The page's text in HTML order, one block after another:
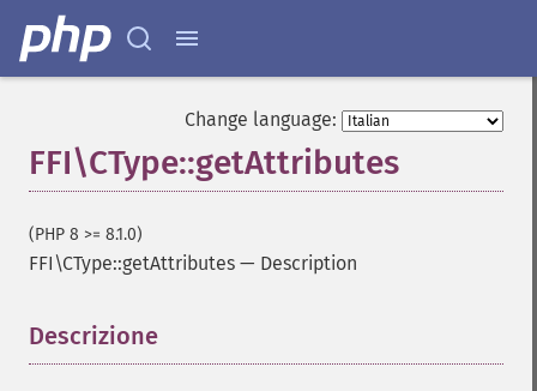
Change language:
FFI\CType::getAttributes
(PHP 8 >= 8.1.0)
FFI\CType::getAttributes — Description
Descrizione